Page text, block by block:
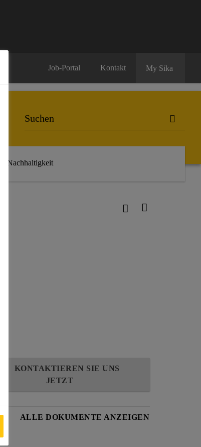
Job-Portal Kontakt My Sika
Nachhaltigkeit
KONTAKTIEREN SIE UNS
JETZT
ALLE DOKUMENTE ANZEIGEN